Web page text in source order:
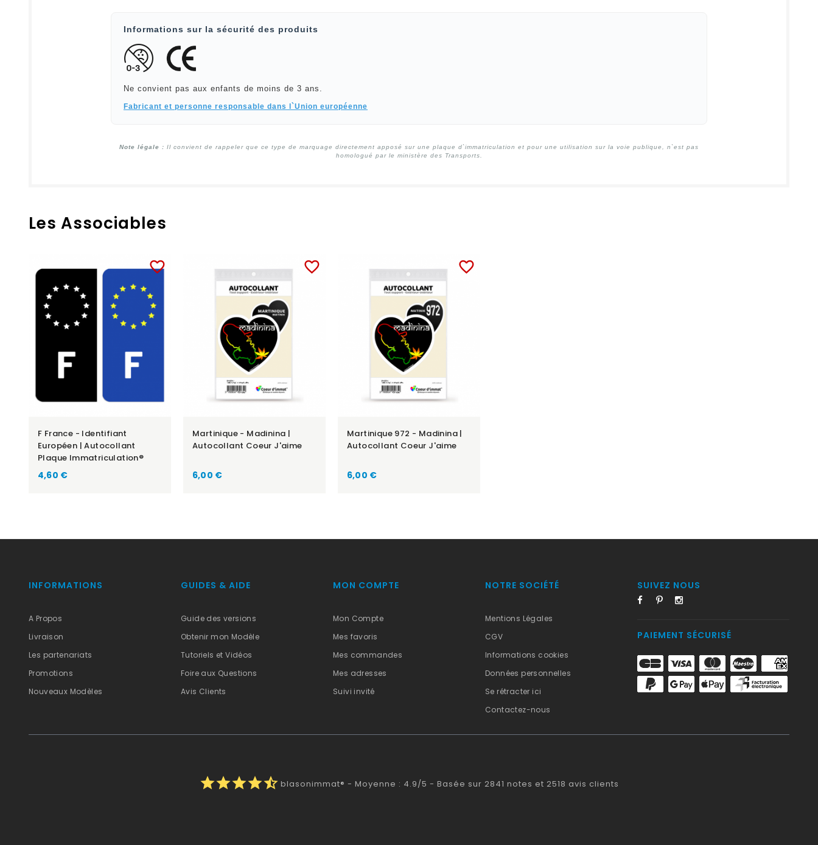
Informations sur la sécurité des produits
Ne convient pas aux enfants de moins de 3 ans.
Fabricant et personne responsable dans l`Union européenne
Note légale : Il convient de rappeler que ce type de marquage directement apposé sur une plaque d`immatriculation et pour une utilisation sur la voie publique, n`est pas
homologué par le ministère des Transports.
Les Associables
favorite_border
F France - Identifiant
Européen | Autocollant
Plaque Immatriculation®
Prix
4,60 €
favorite_border
Martinique - Madinina |
Autocollant Coeur J'aime
Prix
6,00 €
favorite_border
Martinique 972 - Madinina |
Autocollant Coeur J'aime
Prix
6,00 €
INFORMATIONS
A Propos
Livraison
Les partenariats
Promotions
Nouveaux Modèles
GUIDES & AIDE
Guide des versions
Obtenir mon Modèle
Tutoriels et Vidéos
Foire aux Questions
Avis Clients
MON COMPTE
Mon Compte
Mes favoris
Mes commandes
Mes adresses
Suivi invité
NOTRE SOCIÉTÉ
Mentions Légales
CGV
Informations cookies
Données personnelles
Se rétracter ici
Contactez-nous
SUIVEZ NOUS
PAIEMENT SÉCURISÉ
starstarstarstarstar_half blasonimmat® - Moyenne : 4.9/5 - Basée sur 2841 notes et 2518 avis clients